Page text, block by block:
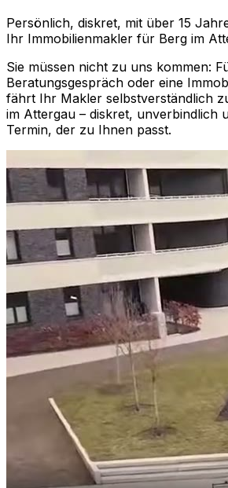
Persönlich, diskret, mit über 15
Ihr Immobilienmakler für Berg im
Sie müssen nicht zu uns kommen:
Beratungsgespräch oder eine
fährt Ihr Makler selbstverständlich
im Attergau – diskret, unverbindlich
Termin, der zu Ihnen passt.